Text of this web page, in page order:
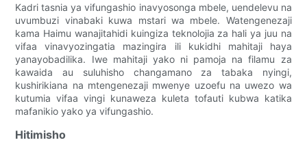
Kadri tasnia ya vifungashio inavyosonga mbele, uendelevu na
uvumbuzi vinabaki kuwa mstari wa mbele. Watengenezaji
kama Haimu wanajitahidi kuingiza teknolojia za hali ya juu na
vifaa vinavyozingatia mazingira ili kukidhi mahitaji haya
yanayobadilika. Iwe mahitaji yako ni pamoja na filamu za
kawaida au suluhisho changamano za tabaka nyingi,
kushirikiana na mtengenezaji mwenye uzoefu na uwezo wa
kutumia vifaa vingi kunaweza kuleta tofauti kubwa katika
mafanikio yako ya vifungashio.
Hitimisho